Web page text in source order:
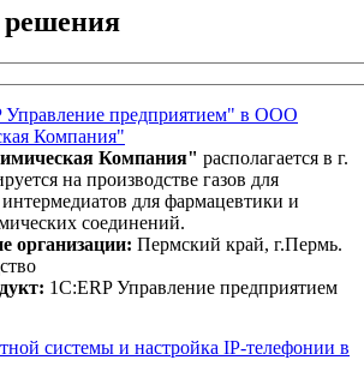
Управление предприятием" в ООО
Компания"
Компания" располагается в г.
на производстве газов для
для фармацевтики и
соединений.
организации: Пермский край, г.Пермь.
1С:ERP Управление предприятием
системы и настройка IP-телефонии в